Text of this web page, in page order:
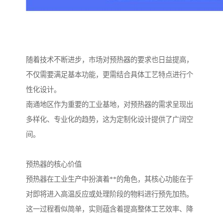
随着技术不断进步，市场对预热器的要求也日益提高，
不仅需要满足基本功能，更需结合具体工艺特点进行个
性化设计。
南通地区作为重要的工业基地，对预热器的需求呈现出
多样化、专业化的趋势，这为定制化设计提供了广阔空
间。
预热器的核心价值
预热器在工业生产中扮演着**的角色，其核心功能在于
对即将进入高温反应或处理阶段的物料进行预先加热。
这一过程看似简单，实则蕴含着提高整体工艺效率、降